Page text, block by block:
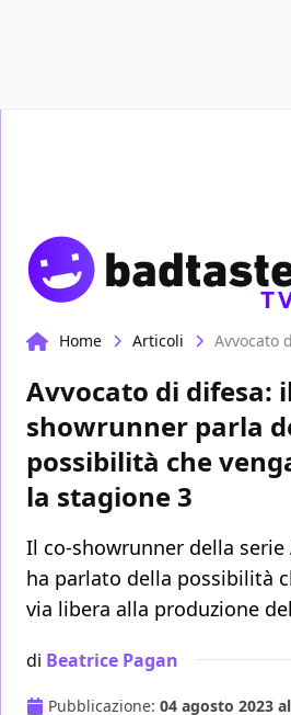
Home Articoli
Avvocato di difesa:
showrunner parla
possibilità che
la stagione 3
Il co-showrunner della
ha parlato della possibilità
via libera alla produzione
di Beatrice Pagan
Pubblicazione: 04 agosto 2023